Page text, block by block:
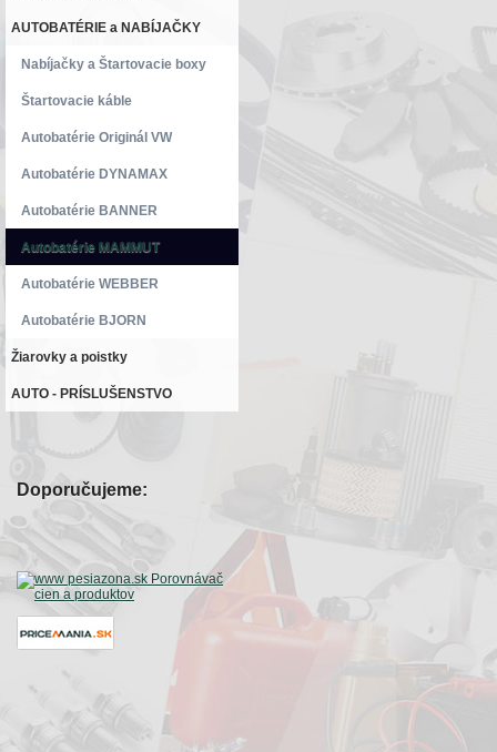
AUTOBATÉRIE a NABÍJAČKY
Nabíjačky a Štartovacie boxy
Štartovacie káble
Autobatérie Originál VW
Autobatérie DYNAMAX
Autobatérie BANNER
Autobatérie MAMMUT
Autobatérie WEBBER
Autobatérie BJORN
Žiarovky a poistky
AUTO - PRÍSLUŠENSTVO
Doporučujeme: